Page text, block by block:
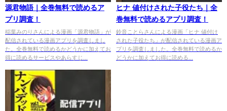
源君物語｜全巻無料で読めるア
プリ調査！
稲葉みのりさんによる漫画「源君物語」が
配信されている漫画アプリを調査しまし
た。全巻無料で読めるかどうかに加えてお
得に読めるサービスやあらすじ...
ヒナ 値付けされた子役たち｜全
巻無料で読めるアプリ調査！
鈴音ことらさんによる漫画「ヒナ 値付け
された子役たち」が配信されている漫画ア
プリを調査しました。全巻無料で読めるか
どうかに加えてお得に読める...